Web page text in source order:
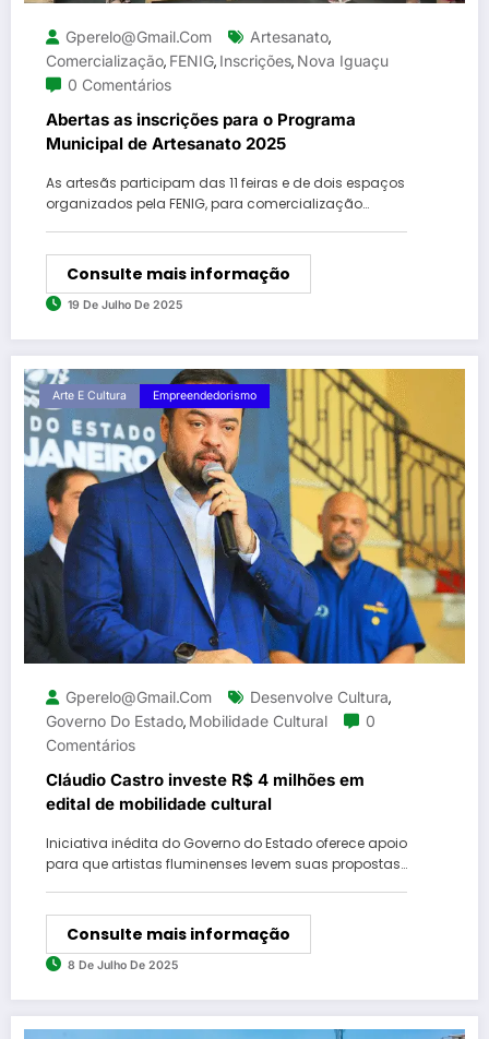
Gperelo@gmail.com Artesanato,
Comercialização, FENIG, Inscrições, Nova Iguaçu
0 Comentários
Abertas as inscrições para o Programa
Municipal de Artesanato 2025
As artesãs participam das 11 feiras e de dois espaços
organizados pela FENIG, para comercialização…
Consulte mais informação
19 De Julho De 2025
Arte E Cultura Empreendedorismo
Gperelo@gmail.com Desenvolve Cultura,
Governo Do Estado, Mobilidade Cultural
0
Comentários
Cláudio Castro investe R$ 4 milhões em
edital de mobilidade cultural
Iniciativa inédita do Governo do Estado oferece apoio
para que artistas fluminenses levem suas propostas…
Consulte mais informação
8 De Julho De 2025